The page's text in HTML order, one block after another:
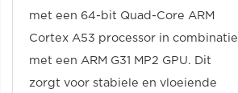
met een 64-bit Quad-Core ARM
Cortex A53 processor in combinatie
met een ARM G31 MP2 GPU. Dit
zorgt voor stabiele en vloeiende